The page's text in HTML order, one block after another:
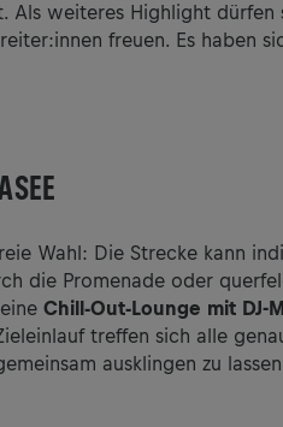
Als weiteres Highlight dürfen
freuen. Es haben
Wahl: Die Strecke kann
die Promenade oder
Chill-Out-Lounge mit DJ-
treffen sich alle
ausklingen zu